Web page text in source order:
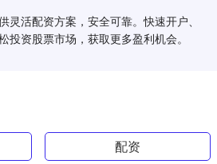
灵活配资方案，安全可靠。快速开户、
投资股票市场，获取更多盈利机会。
配资